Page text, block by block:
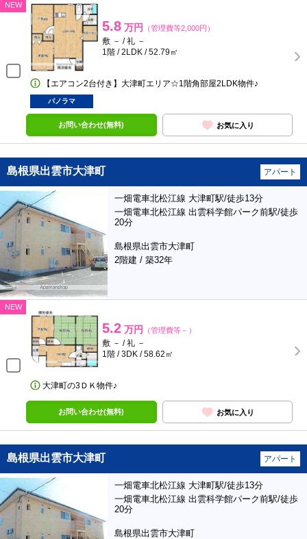
NEW
5.8 万円 （管理費等2,000円）
敷 － / 礼 －
1階 / 2LDK / 52.79㎡
【エアコン2台付き】大津町エリア☆1階角部屋2LDK物件♪
パノラマ
お問い合わせ(無料) お気に入り
島根県出雲市大津町 アパート
一畑電車北松江線 大津町駅/徒歩13分
一畑電車北松江線 出雲科学館パーク前駅/徒歩
20分
島根県出雲市大津町
2階建 / 築32年
NEW
5.2 万円 （管理費等－）
敷 － / 礼 －
1階 / 3DK / 58.62㎡
大津町の3ＤＫ物件♪
お問い合わせ(無料) お気に入り
島根県出雲市大津町 アパート
一畑電車北松江線 大津町駅/徒歩13分
一畑電車北松江線 出雲科学館パーク前駅/徒歩
20分
島根県出雲市大津町